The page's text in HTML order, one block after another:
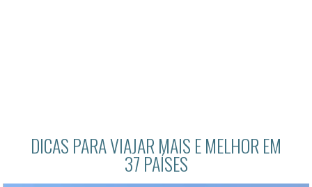
DICAS PARA VIAJAR MAIS E MELHOR EM
37 PAÍSES